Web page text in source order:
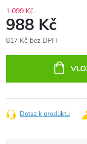
1 099 Kč
988 Kč
817 Kč bez DPH
Dotaz k produktu